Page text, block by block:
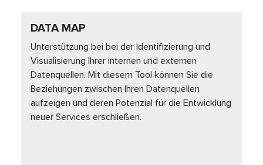
DATA MAP
Unterstützung bei bei der Identifizierung und
Visualisierung Ihrer internen und externen
Datenquellen. Mit diesem Tool können Sie die
Beziehungen zwischen Ihren Datenquellen
aufzeigen und deren Potenzial für die Entwicklung
neuer Services erschließen.